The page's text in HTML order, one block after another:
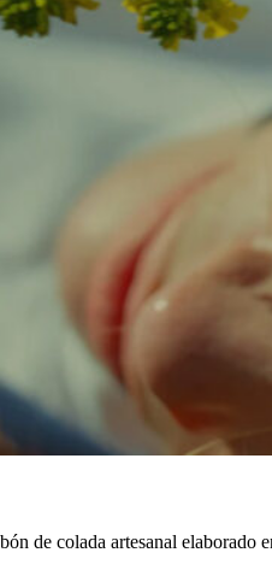
de colada artesanal elaborado